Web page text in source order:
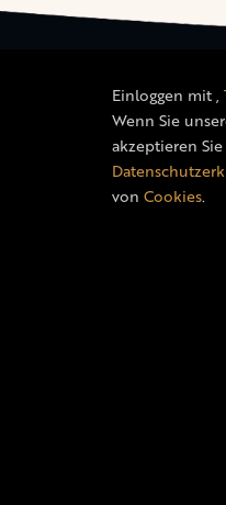
Einloggen mit,
Wenn Sie
akzeptieren
von Cookies.